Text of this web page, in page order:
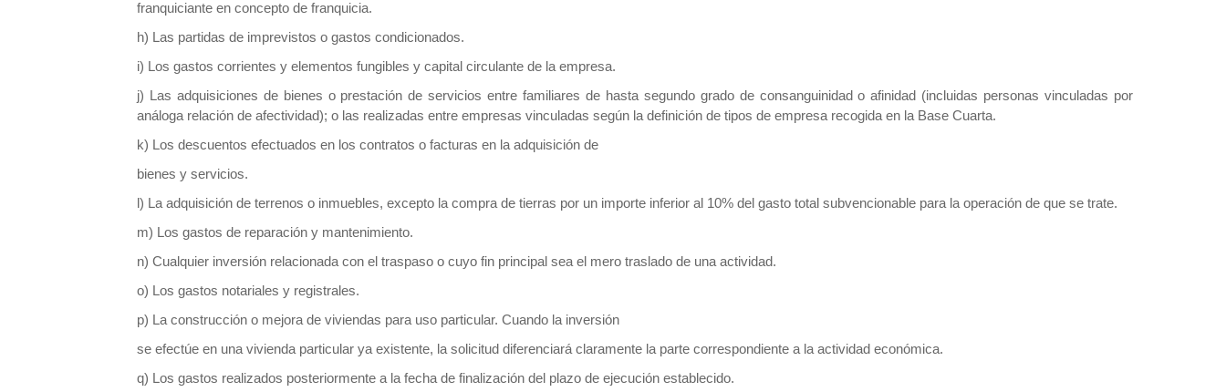
franquiciante en concepto de franquicia.
h) Las partidas de imprevistos o gastos condicionados.
i) Los gastos corrientes y elementos fungibles y capital circulante de la empresa.
j) Las adquisiciones de bienes o prestación de servicios entre familiares de hasta segundo grado de consanguinidad o afinidad (incluidas personas vinculadas por
análoga relación de afectividad); o las realizadas entre empresas vinculadas según la definición de tipos de empresa recogida en la Base Cuarta.
k) Los descuentos efectuados en los contratos o facturas en la adquisición de
bienes y servicios.
l) La adquisición de terrenos o inmuebles, excepto la compra de tierras por un importe inferior al 10% del gasto total subvencionable para la operación de que se trate.
m) Los gastos de reparación y mantenimiento.
n) Cualquier inversión relacionada con el traspaso o cuyo fin principal sea el mero traslado de una actividad.
o) Los gastos notariales y registrales.
p) La construcción o mejora de viviendas para uso particular. Cuando la inversión
se efectúe en una vivienda particular ya existente, la solicitud diferenciará claramente la parte correspondiente a la actividad económica.
q) Los gastos realizados posteriormente a la fecha de finalización del plazo de ejecución establecido.